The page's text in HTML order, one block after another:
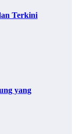
Terkini
yang